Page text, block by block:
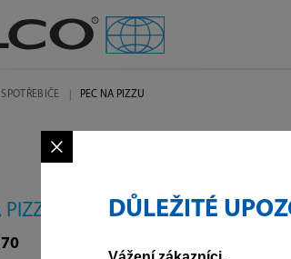
PEC NA PIZZU
×
DŮLEŽITÉ